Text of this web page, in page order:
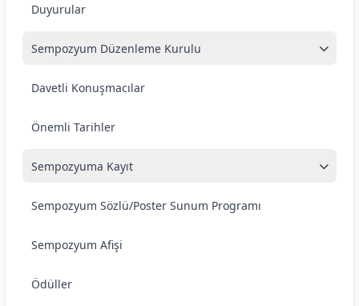
Duyurular
Sempozyum Düzenleme Kurulu
Davetli Konuşmacılar
Önemli Tarihler
Sempozyuma Kayıt
Sempozyum Sözlü/Poster Sunum Programı
Sempozyum Afişi
Ödüller